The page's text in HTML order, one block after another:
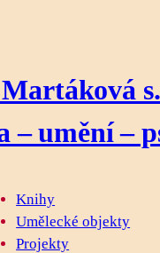
– umění –
Knihy
Umělecké objekty
Projekty